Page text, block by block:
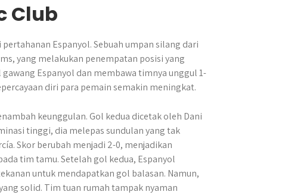
Club
Espanyol. Sebuah umpan silang dari
yang melakukan penempatan posisi yang
Espanyol dan membawa timnya unggul 1-
diri para pemain semakin meningkat.
keunggulan. Gol kedua dicetak oleh Dani
tinggi, dia melepas sundulan yang tak
Skor berubah menjadi 2-0, menjadikan
tim tamu. Setelah gol kedua, Espanyol
untuk mendapatkan gol balasan. Namun,
solid. Tim tuan rumah tampak nyaman